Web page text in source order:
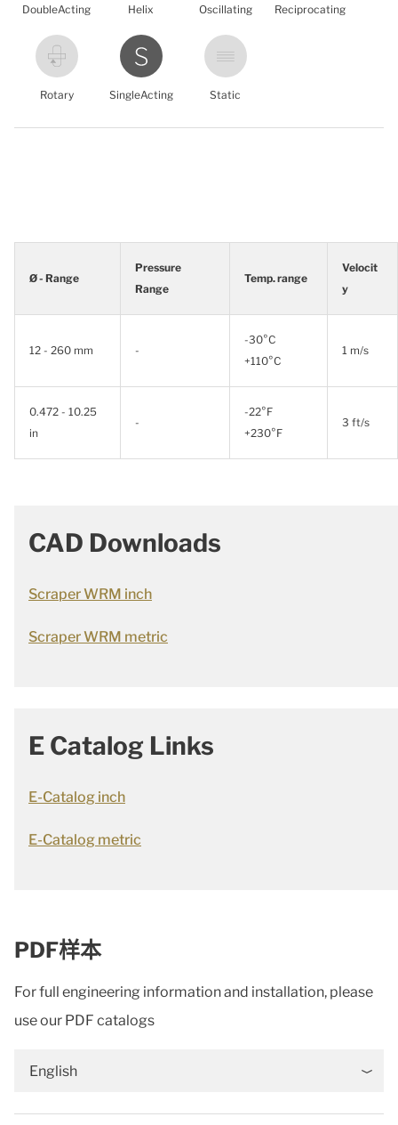
DoubleActing Helix Oscillating Reciprocating
Rotary SingleActing Static
Ø - Range
Pressure
Range
Temp. range
Velocit
y
12 - 260 mm -
-30°C
+110°C
1 m/s
0.472 - 10.25
in
-
-22°F
+230°F
3 ft/s
CAD Downloads
Scraper WRM inch
Scraper WRM metric
E Catalog Links
E-Catalog inch
E-Catalog metric
PDF样本
For full engineering information and installation, please
use our PDF catalogs
English